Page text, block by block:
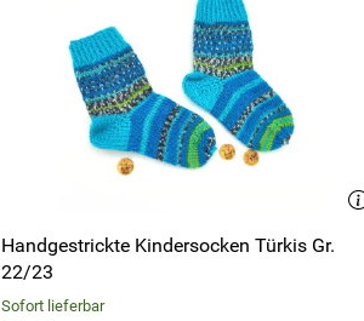
Handgestrickte Kindersocken Türkis Gr.
22/23
Sofort lieferbar